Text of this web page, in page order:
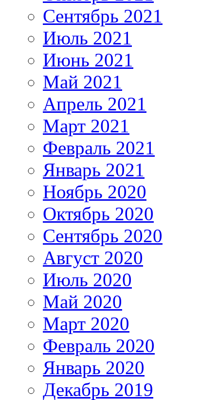
Сентябрь 2021
Июль 2021
Июнь 2021
Май 2021
Апрель 2021
Март 2021
Февраль 2021
Январь 2021
Ноябрь 2020
Октябрь 2020
Сентябрь 2020
Август 2020
Июль 2020
Май 2020
Март 2020
Февраль 2020
Январь 2020
Декабрь 2019